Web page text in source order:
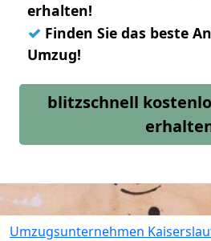
erhalten!
✓ Finden Sie das beste
Umzug!
blitzschnell
Umzugsunternehmen